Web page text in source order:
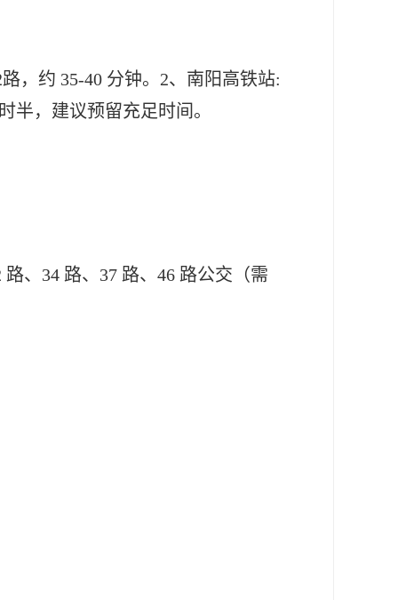
路，约 35-40 分钟。 2、南阳高铁站:
半，建议预留充足时间。
、34 路、37 路、46 路公交（需